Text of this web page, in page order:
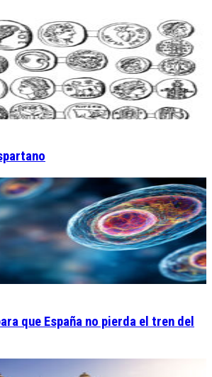
que España no pierda el tren del